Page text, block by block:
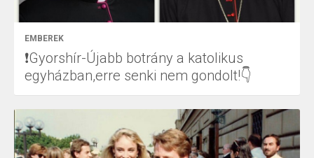
EMBEREK
❗Gyorshír-Újabb botrány a katolikus
egyházban,erre senki nem gondolt!👇